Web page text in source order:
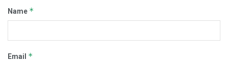
Name *
Email *